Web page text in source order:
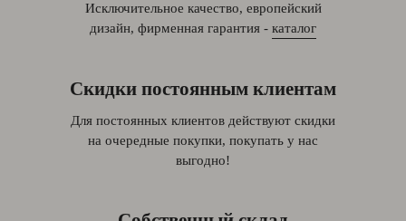
Исключительное качество, европейский
дизайн, фирменная гарантия - каталог
Скидки постоянным клиентам
Для постоянных клиентов действуют скидки
на очередные покупки, покупать у нас
выгодно!